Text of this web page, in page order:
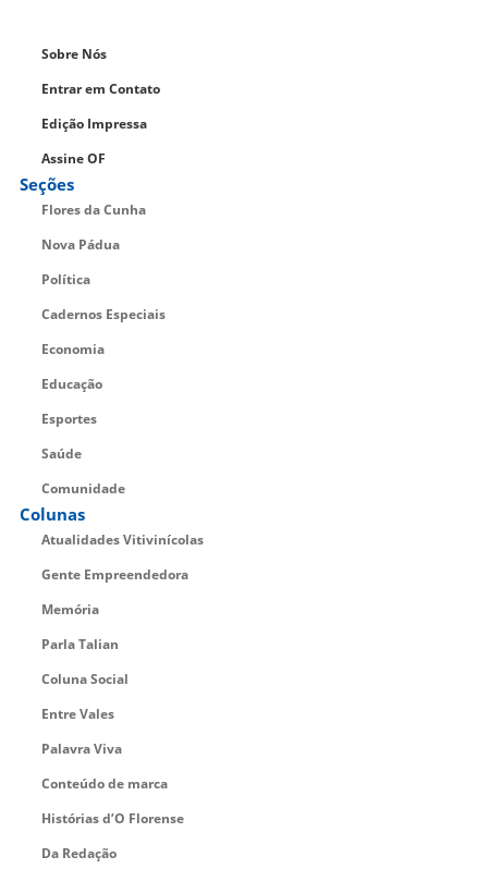
Sobre Nós
Entrar em Contato
Edição Impressa
Assine OF
Seções
Flores da Cunha
Nova Pádua
Política
Cadernos Especiais
Economia
Educação
Esportes
Saúde
Comunidade
Colunas
Atualidades Vitivinícolas
Gente Empreendedora
Memória
Parla Talian
Coluna Social
Entre Vales
Palavra Viva
Conteúdo de marca
Histórias d’O Florense
Da Redação